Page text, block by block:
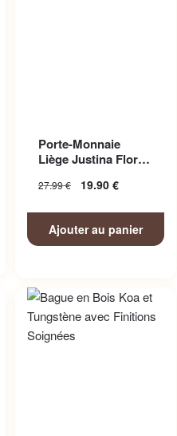
Porte-Monnaie
Liège Justina Floral
27.99€ 19.90 €
Ajouter au panier